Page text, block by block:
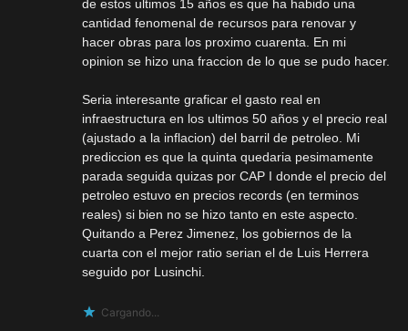
de estos ultimos 15 años es que ha habido una
cantidad fenomenal de recursos para renovar y
hacer obras para los proximo cuarenta. En mi
opinion se hizo una fraccion de lo que se pudo hacer.
Seria interesante graficar el gasto real en
infraestructura en los ultimos 50 años y el precio real
(ajustado a la inflacion) del barril de petroleo. Mi
prediccion es que la quinta quedaria pesimamente
parada seguida quizas por CAP I donde el precio del
petroleo estuvo en precios records (en terminos
reales) si bien no se hizo tanto en este aspecto.
Quitando a Perez Jimenez, los gobiernos de la
cuarta con el mejor ratio serian el de Luis Herrera
seguido por Lusinchi.
Cargando...